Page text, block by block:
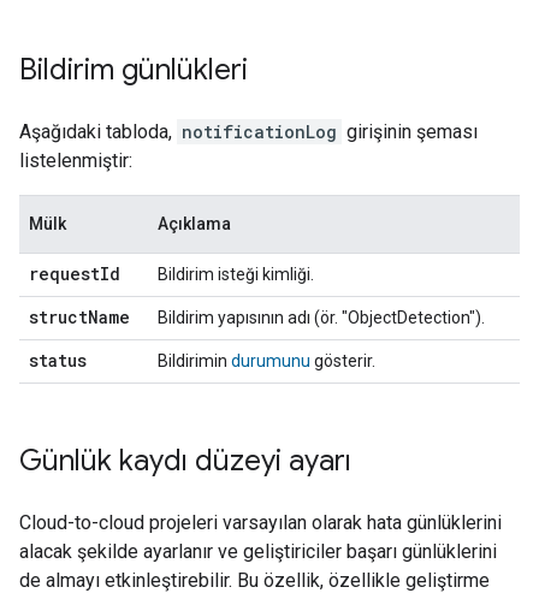
Bildirim günlükleri
Aşağıdaki tabloda, notificationLog girişinin şeması
listelenmiştir:
Mülk Açıklama
requestId Bildirim isteği kimliği.
structName Bildirim yapısının adı (ör. "ObjectDetection").
status Bildirimin durumunu gösterir.
Günlük kaydı düzeyi ayarı
Cloud-to-cloud projeleri varsayılan olarak hata günlüklerini
alacak şekilde ayarlanır ve geliştiriciler başarı günlüklerini
de almayı etkinleştirebilir. Bu özellik, özellikle geliştirme